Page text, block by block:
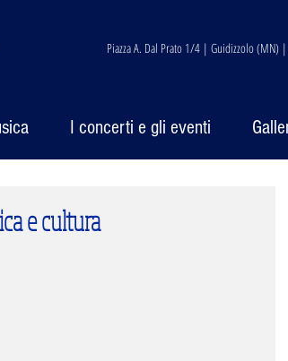
Piazza A. Dal Prato 1/4 | Guidizzolo (MN) |
I concerti e gli eventi
e cultura